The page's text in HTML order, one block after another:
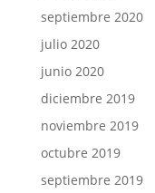
septiembre 2020
julio 2020
junio 2020
diciembre 2019
noviembre 2019
octubre 2019
septiembre 2019